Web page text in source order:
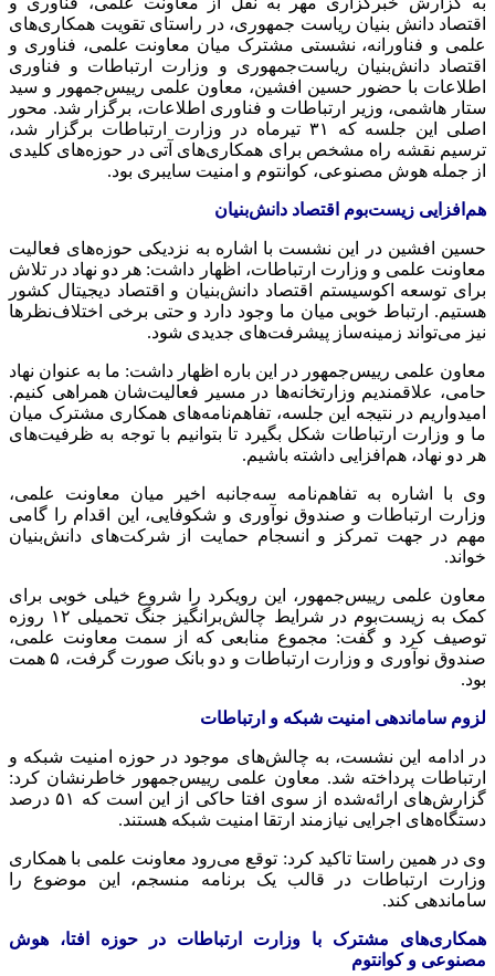
اقتصاد دانش بنیان ریاست جمهوری، در راستای تقویت همکاری‌های
علمی و فناورانه، نشستی مشترک میان معاونت علمی، فناوری و
اقتصاد دانش‌بنیان ریاست‌جمهوری و وزارت ارتباطات و فناوری
اطلاعات با حضور حسین افشین، معاون علمی رییس‌جمهور و سید
ستار هاشمی، وزیر ارتباطات و فناوری اطلاعات، برگزار شد. محور
اصلی این جلسه که ۳۱ تیرماه در وزارت ارتباطات برگزار شد،
ترسیم نقشه راه مشخص برای همکاری‌های آتی در حوزه‌های کلیدی
از جمله هوش مصنوعی، کوانتوم و امنیت سایبری بود.
هم‌افزایی زیست‌بوم اقتصاد دانش‌بنیان
حسین افشین در این نشست با اشاره به نزدیکی حوزه‌های فعالیت
معاونت علمی و وزارت ارتباطات، اظهار داشت: هر دو نهاد در تلاش
برای توسعه اکوسیستم اقتصاد دانش‌بنیان و اقتصاد دیجیتال کشور
هستیم. ارتباط خوبی میان ما وجود دارد و حتی برخی اختلاف‌نظرها
نیز می‌تواند زمینه‌ساز پیشرفت‌های جدیدی شود.
معاون علمی رییس‌جمهور در این باره اظهار داشت: ما به عنوان نهاد
حامی، علاقمندیم وزارتخانه‌ها در مسیر فعالیت‌شان همراهی کنیم.
امیدواریم در نتیجه این جلسه، تفاهم‌نامه‌های همکاری مشترک میان
ما و وزارت ارتباطات شکل بگیرد تا بتوانیم با توجه به ظرفیت‌های
هر دو نهاد، هم‌افزایی داشته باشیم.
وی با اشاره به تفاهم‌نامه سه‌جانبه اخیر میان معاونت علمی،
وزارت ارتباطات و صندوق نوآوری و شکوفایی، این اقدام را گامی
مهم در جهت تمرکز و انسجام حمایت از شرکت‌های دانش‌بنیان
خواند.
معاون علمی رییس‌جمهور، این رویکرد را شروع خیلی خوبی برای
کمک به زیست‌بوم در شرایط چالش‌برانگیز جنگ تحمیلی ۱۲ روزه
توصیف کرد و گفت: مجموع منابعی که از سمت معاونت علمی،
صندوق نوآوری و وزارت ارتباطات و دو بانک صورت گرفت، ۵ همت
بود.
لزوم ساماندهی امنیت شبکه و ارتباطات
در ادامه این نشست، به چالش‌های موجود در حوزه امنیت شبکه و
ارتباطات پرداخته شد. معاون علمی رییس‌جمهور خاطرنشان کرد:
گزارش‌های ارائه‌شده از سوی افتا حاکی از این است که ۵۱ درصد
دستگاه‌های اجرایی نیازمند ارتقا امنیت شبکه هستند.
وی در همین راستا تاکید کرد: توقع می‌رود معاونت علمی با همکاری
وزارت ارتباطات در قالب یک برنامه منسجم، این موضوع را
ساماندهی کند.
همکاری‌های مشترک با وزارت ارتباطات در حوزه افتا، هوش
مصنوعی و کوانتوم